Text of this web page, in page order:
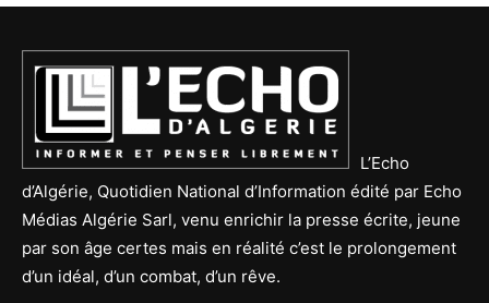
L’Echo
d’Algérie, Quotidien National d’Information édité par Echo
Médias Algérie Sarl, venu enrichir la presse écrite, jeune
par son âge certes mais en réalité c’est le prolongement
d’un idéal, d’un combat, d’un rêve.